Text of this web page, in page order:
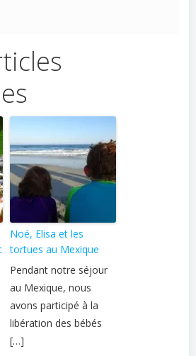
Noé, Elisa et les
tortues au Mexique
Pendant notre séjour
au Mexique, nous
avons participé à la
libération des bébés
[…]